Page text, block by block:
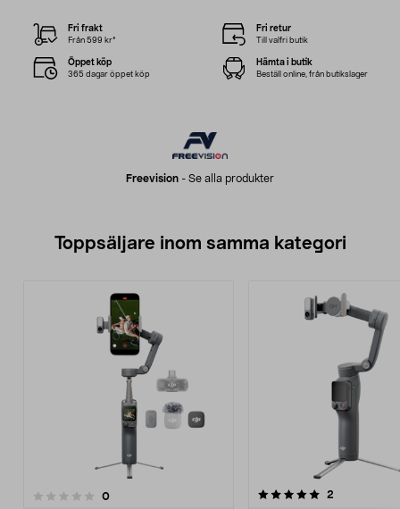
Freevision - Se alla produkter
Fri frakt
Från 599 kr*
Fri retur
Till valfri butik
Öppet köp
365 dagar öppet köp
Hämta i butik
Beställ online, från butikslager
Toppsäljare inom samma kategori
0recensioner
5.0 av 5 stjärnor 2
0.0 av 5 stjärnor